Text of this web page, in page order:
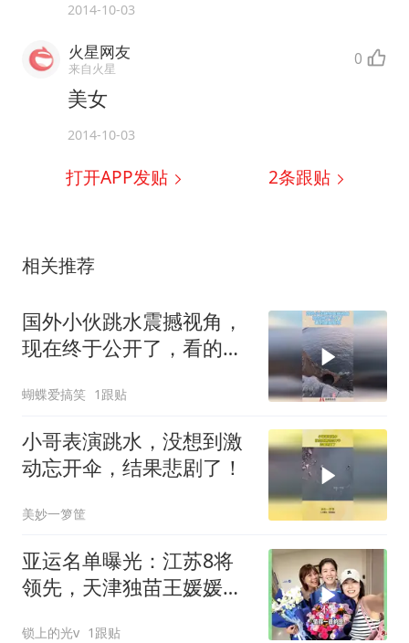
2014-10-03
火星网友
来自火星 0
美女
2014-10-03
打开APP发贴 2条跟贴
相关推荐
国外小伙跳水震撼视角，
现在终于公开了，看的腿
蝴蝶爱搞笑 1跟贴
小哥表演跳水，没想到激
动忘开伞，结果悲剧了！
美妙一箩筐
亚运名单曝光：江苏8将
领先，天津独苗王媛媛独
锁上的光v 1跟贴